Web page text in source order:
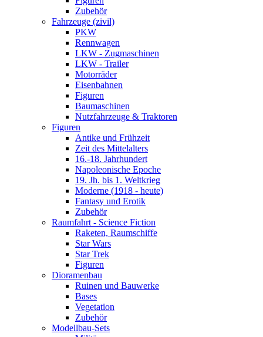
Zubehör
Fahrzeuge (zivil)
PKW
Rennwagen
LKW - Zugmaschinen
LKW - Trailer
Motorräder
Eisenbahnen
Figuren
Baumaschinen
Nutzfahrzeuge & Traktoren
Figuren
Antike und Frühzeit
Zeit des Mittelalters
16.-18. Jahrhundert
Napoleonische Epoche
19. Jh. bis 1. Weltkrieg
Moderne (1918 - heute)
Fantasy und Erotik
Zubehör
Raumfahrt - Science Fiction
Raketen, Raumschiffe
Star Wars
Star Trek
Figuren
Dioramenbau
Ruinen und Bauwerke
Bases
Vegetation
Zubehör
Modellbau-Sets